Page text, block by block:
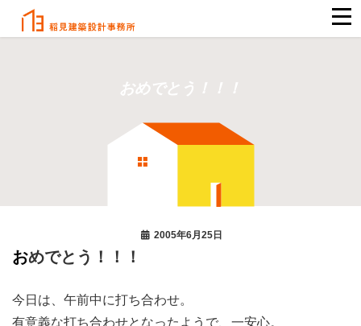
おめでとう！！！
2005年6月25日
おめでとう！！！
今日は、午前中に打ち合わせ。
有意義な打ち合わせとなったようで、一安心。